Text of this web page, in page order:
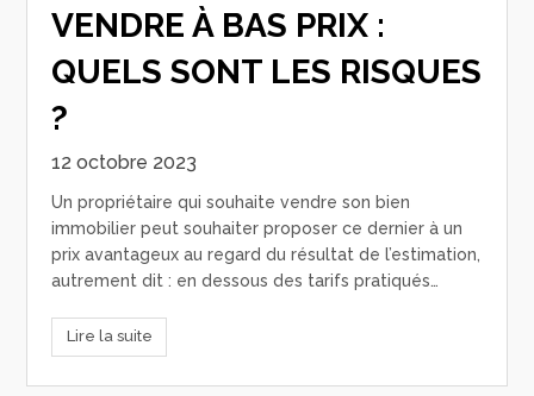
VENDRE À BAS PRIX :
QUELS SONT LES RISQUES
?
12 octobre 2023
Un propriétaire qui souhaite vendre son bien
immobilier peut souhaiter proposer ce dernier à un
prix avantageux au regard du résultat de l’estimation,
autrement dit : en dessous des tarifs pratiqués…
Lire la suite